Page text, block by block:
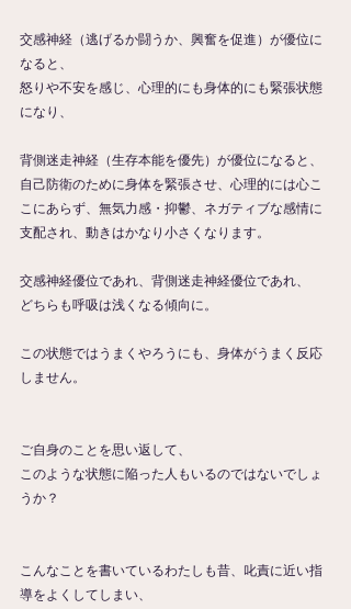
交感神経（逃げるか闘うか、興奮を促進）が優位に
なると、
怒りや不安を感じ、心理的にも身体的にも緊張状態
になり、
背側迷走神経（生存本能を優先）が優位になると、
自己防衛のために身体を緊張させ、心理的には心こ
こにあらず、無気力感・抑鬱、ネガティブな感情に
支配され、動きはかなり小さくなります。
交感神経優位であれ、背側迷走神経優位であれ、
どちらも呼吸は浅くなる傾向に。
この状態ではうまくやろうにも、身体がうまく反応
しません。
ご自身のことを思い返して、
このような状態に陥った人もいるのではないでしょ
うか？
こんなことを書いているわたしも昔、叱責に近い指
導をよくしてしまい、